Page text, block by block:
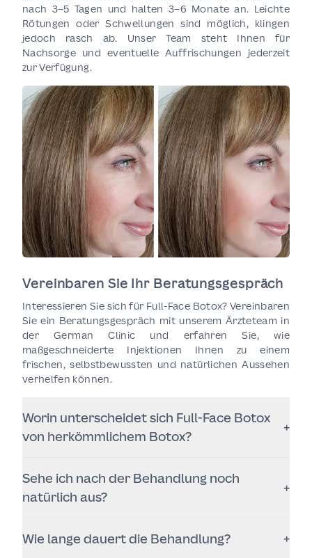
nach 3–5 Tagen und halten 3–6 Monate an. Leichte
Rötungen oder Schwellungen sind möglich, klingen
jedoch rasch ab. Unser Team steht Ihnen für
Nachsorge und eventuelle Auffrischungen jederzeit
zur Verfügung.
Vereinbaren Sie Ihr Beratungsgespräch
Interessieren Sie sich für Full-Face Botox? Vereinbaren
Sie ein Beratungsgespräch mit unserem Ärzteteam in
der German Clinic und erfahren Sie, wie
maßgeschneiderte Injektionen Ihnen zu einem
frischen, selbstbewussten und natürlichen Aussehen
verhelfen können.
Worin unterscheidet sich Full-Face Botox
von herkömmlichem Botox?
+
harmonisches Ganzes, anstatt nur einzelne Falten
zu behandeln – für natürliche, ausgewogene
Sehe ich nach der Behandlung noch
natürlich aus?
+
sanft zu mildern und Ihre natürliche Ausstrahlung
Wie lange dauert die Behandlung? +